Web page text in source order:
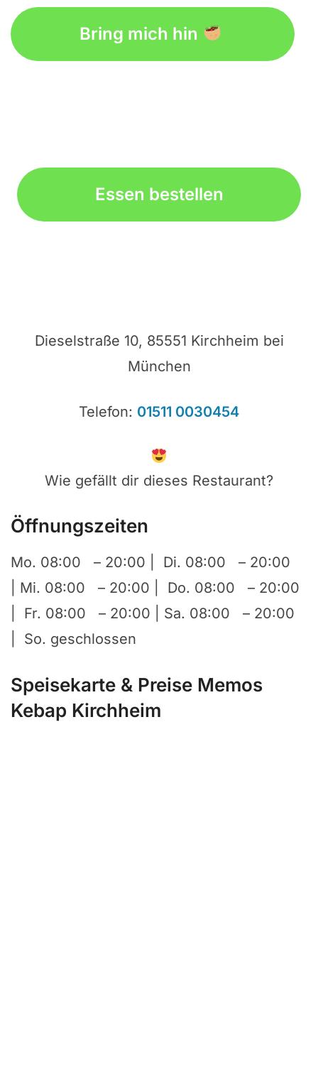
Bring mich hin
Essen bestellen
Dieselstraße 10, 85551 Kirchheim bei
München
Telefon: 01511 0030454
Wie gefällt dir dieses Restaurant?
Öffnungszeiten
Mo. 08:00 – 20:00 | Di. 08:00 – 20:00
| Mi. 08:00 – 20:00 | Do. 08:00 – 20:00
| Fr. 08:00 – 20:00 | Sa. 08:00 – 20:00
| So. geschlossen
Speisekarte & Preise Memos
Kebap Kirchheim